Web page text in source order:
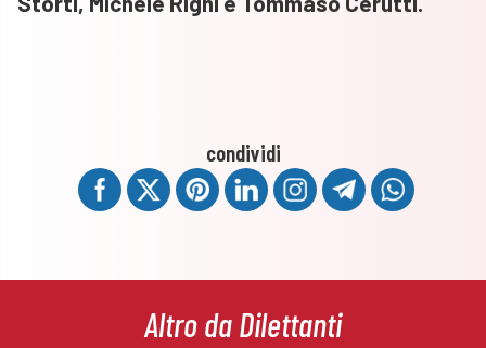
condividi
Altro da Dilettanti